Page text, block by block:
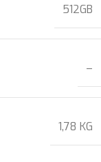
512GB
–
1,78 KG